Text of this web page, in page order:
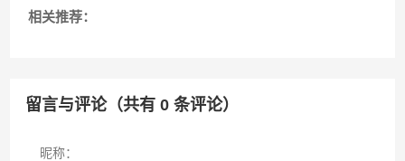
相关推荐：
留言与评论（共有0 条评论）
昵称：